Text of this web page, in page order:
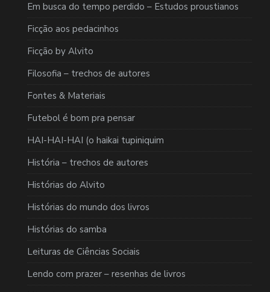
Em busca do tempo perdido – Estudos proustianos
Ficção aos pedacinhos
Ficção by Alvito
Filosofia – trechos de autores
Fontes & Materiais
Futebol é bom pra pensar
HAI-HAI-HAI (o haikai tupiniquim
História – trechos de autores
Histórias do Alvito
Histórias do mundo dos livros
Histórias do samba
Leituras de Ciências Sociais
Lendo com prazer – resenhas de livros